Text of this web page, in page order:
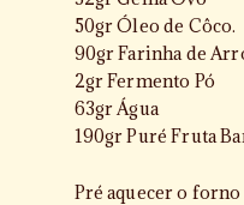
50gr Óleo de Côco.
90gr Farinha de
2gr Fermento Pó
63gr Água
190gr Puré Fruta
Pré aquecer o forno